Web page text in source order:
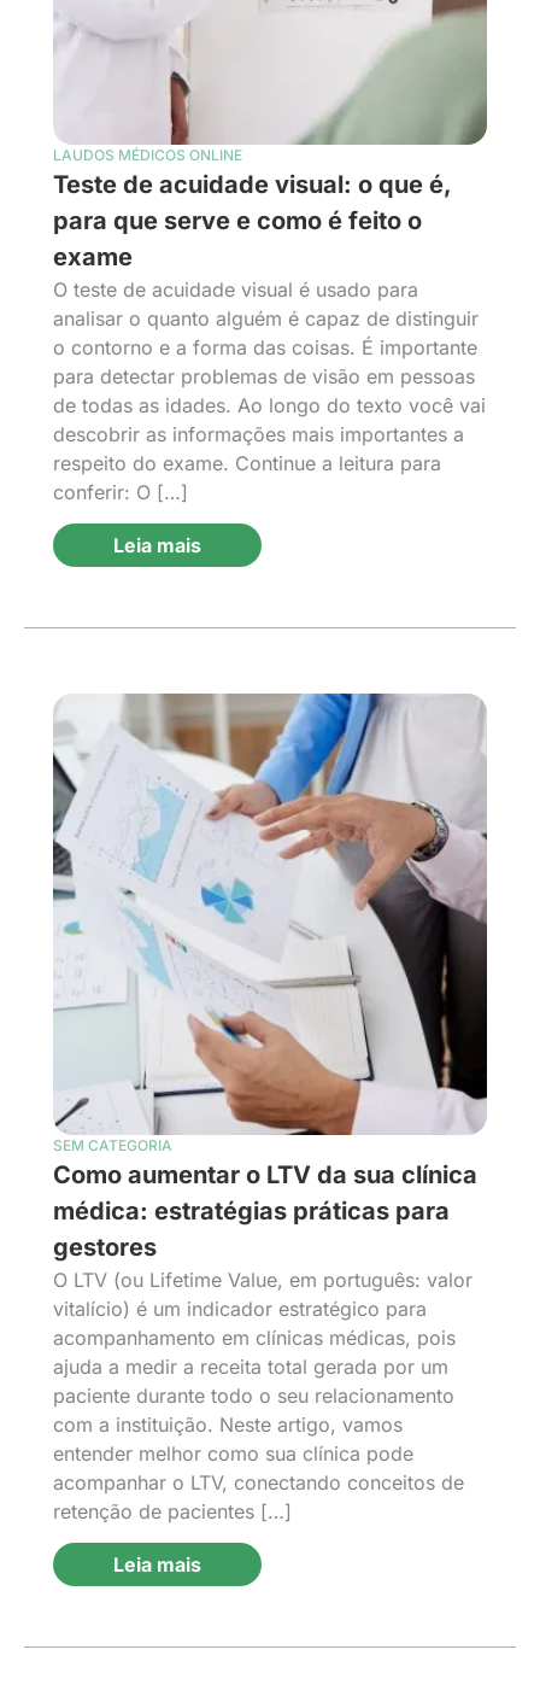
LAUDOS MÉDICOS ONLINE
Teste de acuidade visual: o que é,
para que serve e como é feito o
exame
O teste de acuidade visual é usado para
analisar o quanto alguém é capaz de distinguir
o contorno e a forma das coisas. É importante
para detectar problemas de visão em pessoas
de todas as idades. Ao longo do texto você vai
descobrir as informações mais importantes a
respeito do exame. Continue a leitura para
conferir: O […]
Leia mais
SEM CATEGORIA
Como aumentar o LTV da sua clínica
médica: estratégias práticas para
gestores
O LTV (ou Lifetime Value, em português: valor
vitalício) é um indicador estratégico para
acompanhamento em clínicas médicas, pois
ajuda a medir a receita total gerada por um
paciente durante todo o seu relacionamento
com a instituição. Neste artigo, vamos
entender melhor como sua clínica pode
acompanhar o LTV, conectando conceitos de
retenção de pacientes […]
Leia mais